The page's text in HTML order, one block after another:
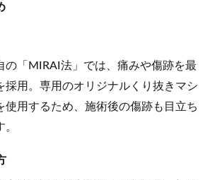
の「MIRAI法」では、痛みや傷跡を最
採用。専用のオリジナルくり抜きマシ
使用するため、施術後の傷跡も目立ち